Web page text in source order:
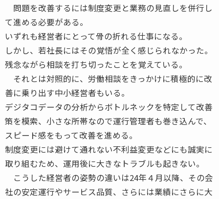
問題を改善するには制度変更と業務の見直しを併行し
て進める必要がある。
いずれも経営者にとって骨の折れる仕事になる。
しかし、若社長にはその覚悟が全く感じられなかった。
残念ながら相談を打ち切ったことを覚えている。
それとは対照的に、労働相談をきっかけに積極的に改
善に乗り出す中小経営者もいる。
デジタコデータの分析からボトルネックを特定して改善
策を模索、小さな所帯なので運行管理者も巻き込んで、
スピード感をもって改善を進める。
制度変更には避けて通れない不利益変更などにも誠実に
取り組むため、運用後に大きなトラブルも起きない。
こうした経営者の姿勢の違いは24年４月以降、その会
社の安定運行やサービス品質、さらには業績にさらに大